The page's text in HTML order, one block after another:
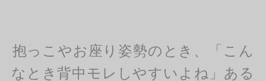
抱っこやお座り姿勢のとき、「こん
なとき背中モレしやすいよね」ある